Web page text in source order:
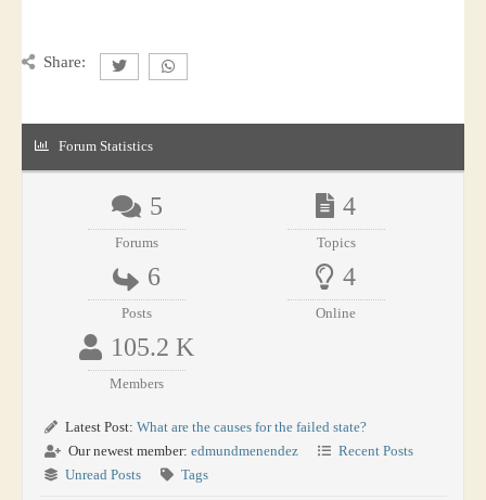
Share:
Forum Statistics
5
Forums
4
Topics
6
Posts
4
Online
105.2 K
Members
Latest Post: What are the causes for the failed state?
Our newest member: edmundmenendez
Recent Posts
Unread Posts
Tags